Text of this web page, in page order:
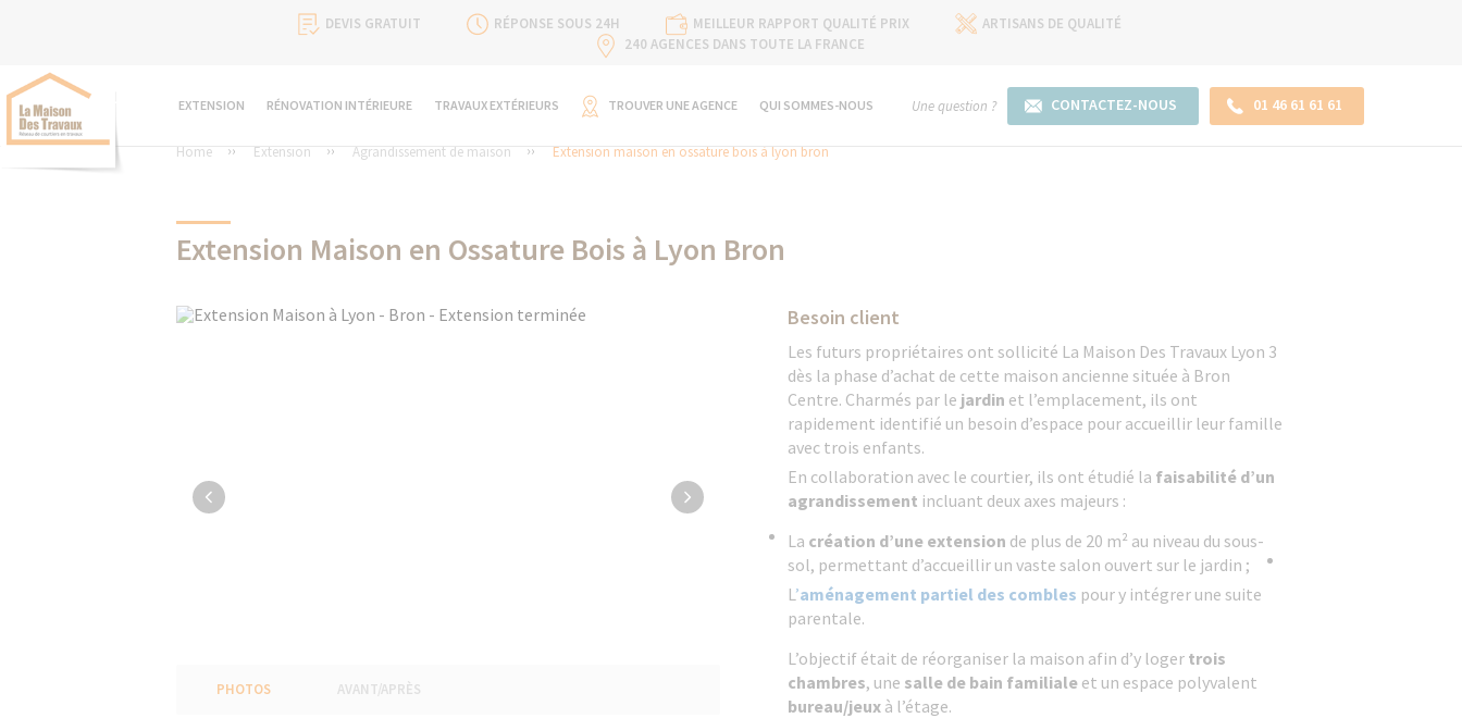
DEVIS GRATUIT RÉPONSE SOUS 24H MEILLEUR RAPPORT QUALITÉ PRIX
ARTISANS DE QUALITÉ
240 AGENCES DANS TOUTE LA FRANCE
EXTENSION RÉNOVATION INTÉRIEURE TRAVAUX EXTÉRIEURS TROUVER UNE AGENCE QUI SOMMES-NOUS Une question ? CONTACTEZ-NOUS 01 46 61 61 61
Home Extension Agrandissement de maison Extension maison en ossature bois à lyon bron
Extension Maison en Ossature Bois à Lyon Bron
PHOTOS AVANT/APRÈS
Besoin client
Les futurs propriétaires ont sollicité La Maison Des Travaux Lyon 3
dès la phase d’achat de cette maison ancienne située à Bron
Centre. Charmés par le jardin et l’emplacement, ils ont
rapidement identifié un besoin d’espace pour accueillir leur famille
avec trois enfants.
En collaboration avec le courtier, ils ont étudié la faisabilité d’un
agrandissement incluant deux axes majeurs :
La création d’une extension de plus de 20 m² au niveau du sous-
sol, permettant d’accueillir un vaste salon ouvert sur le jardin ;
L’aménagement partiel des combles pour y intégrer une suite
parentale.
L’objectif était de réorganiser la maison afin d’y loger trois
chambres, une salle de bain familiale et un espace polyvalent
bureau/jeux à l’étage.